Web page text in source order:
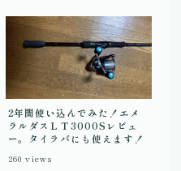
2年間使い込んでみた！エメ
ラルダスＬＴ3000Sレビュ
ー。タイラバにも使えます！
260 views